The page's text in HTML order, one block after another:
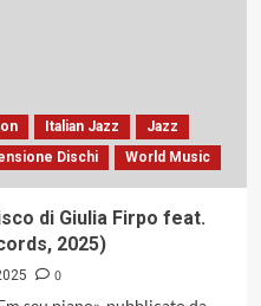
Italian Jazz
Jazz
Dischi World Music
di Giulia Firpo feat.
2025)
0